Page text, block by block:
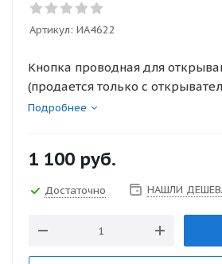
Артикул: ИА4622
Кнопка проводная для
(продается только с
Подробнее
1 100 руб.
Достаточно НАШЛИ